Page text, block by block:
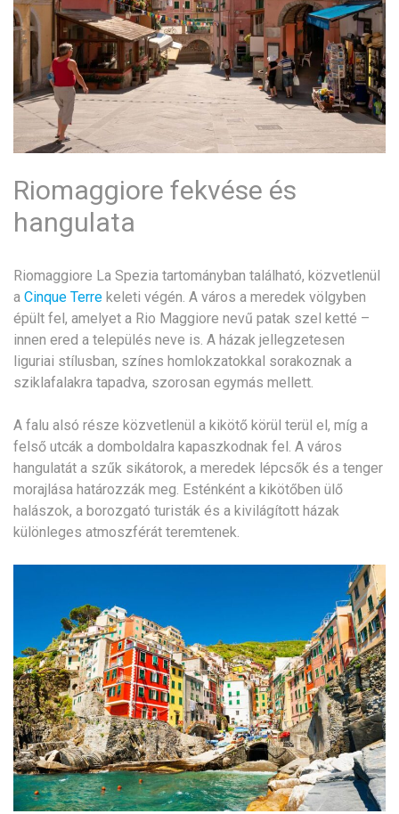
Riomaggiore fekvése és
hangulata
Riomaggiore La Spezia tartományban található, közvetlenül
a Cinque Terre keleti végén. A város a meredek völgyben
épült fel, amelyet a Rio Maggiore nevű patak szel ketté –
innen ered a település neve is. A házak jellegzetesen
liguriai stílusban, színes homlokzatokkal sorakoznak a
sziklafalakra tapadva, szorosan egymás mellett.
A falu alsó része közvetlenül a kikötő körül terül el, míg a
felső utcák a domboldalra kapaszkodnak fel. A város
hangulatát a szűk sikátorok, a meredek lépcsők és a tenger
morajlása határozzák meg. Esténként a kikötőben ülő
halászok, a borozgató turisták és a kivilágított házak
különleges atmoszférát teremtenek.